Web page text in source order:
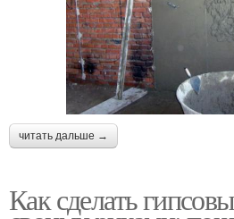
читать дальше →
Как сделать